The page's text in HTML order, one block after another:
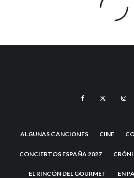
ALGUNAS CANCIONES CINE
CONCIERTOS ESPAÑA 2027
EL RINCÓN DEL GOURMET EN